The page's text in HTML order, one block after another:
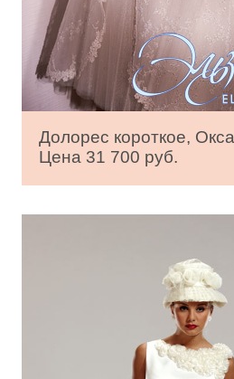
Долорес короткое,
Цена 31 700 руб.